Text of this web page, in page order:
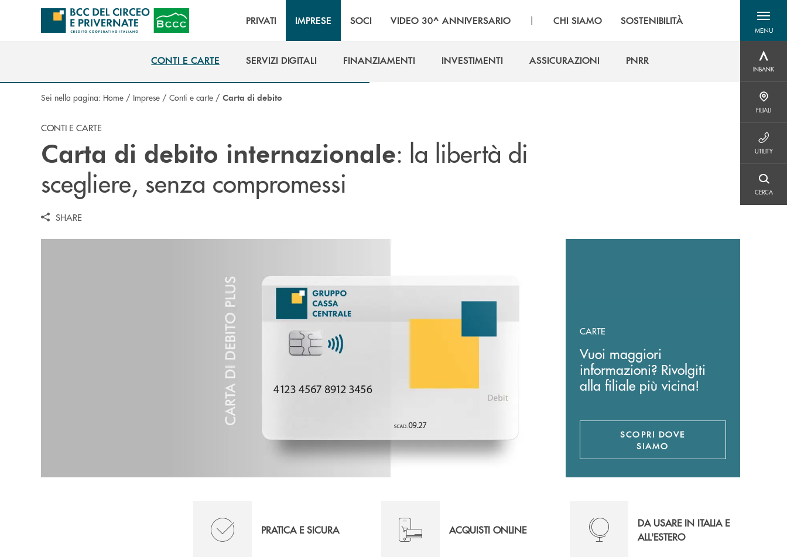
Salta al contenuto principale
PRIVATI IMPRESE SOCI VIDEO 30^ ANNIVERSARIO | CHI SIAMO SOSTENIBILITÀ
MENU
menu
INBANK
FILIALI
UTILITY
CERCA
CONTI E CARTE
SERVIZI DIGITALI
FINANZIAMENTI
INVESTIMENTI
ASSICURAZIONI
PNRR
Sei nella pagina: Home / Imprese / Conti e carte / Carta di debito
CONTI E CARTE
Carta di debito internazionale: la libertà di
scegliere, senza compromessi
SHARE
CARTE
Vuoi maggiori
informazioni? Rivolgiti
alla filiale più vicina!
SCOPRI DOVE
SIAMO
PRATICA E SICURA ACQUISTI ONLINE
DA USARE IN ITALIA E
ALL'ESTERO